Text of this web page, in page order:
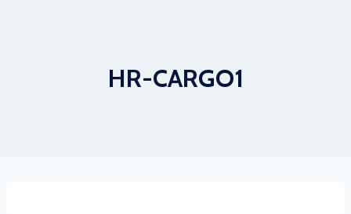
HR-CARGO1